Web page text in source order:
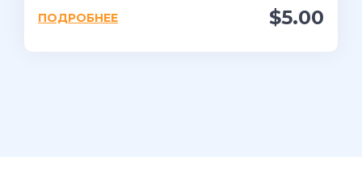
$5.00
ПОДРОБНЕЕ